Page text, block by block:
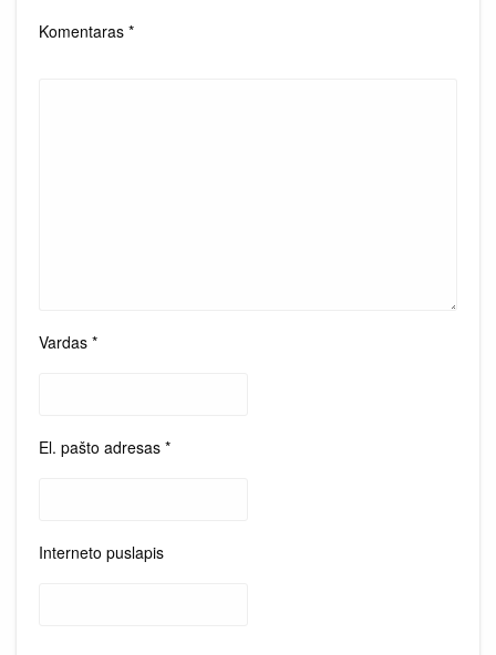
Komentaras *
Vardas *
El. pašto adresas *
Interneto puslapis